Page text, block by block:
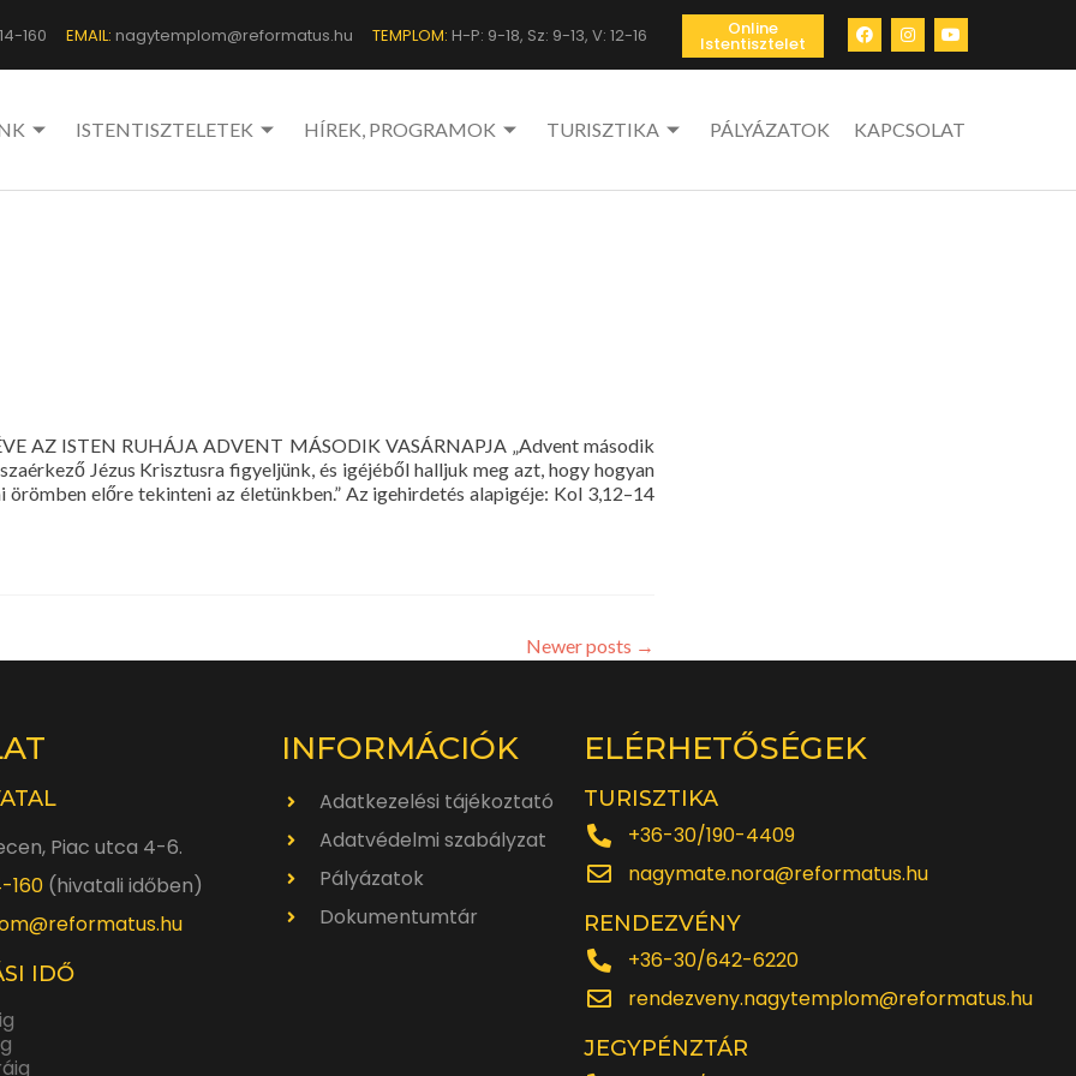
160 EMAIL: nagytemplom@reformatus.hu TEMPLOM: H-P: 9-18, Sz: 9-13, V: 12-16 Online
Istentisztelet
ISTENTISZTELETEK HÍREK, PROGRAMOK TURISZTIKA PÁLYÁZATOK KAPCSOLAT
AZ ISTEN RUHÁJA ADVENT MÁSODIK VASÁRNAPJA „Advent második
Jézus Krisztusra figyeljünk, és igéjéből halljuk meg azt, hogy hogyan
előre tekinteni az életünkben.” Az igehirdetés alapigéje: Kol 3,12–14
Newer posts →
Piac utca 4-6.
160 (hivatali időben)
IDŐ
INFORMÁCIÓK
Adatkezelési tájékoztató
Adatvédelmi szabályzat
Pályázatok
Dokumentumtár
ELÉRHETŐSÉGEK
TURISZTIKA
+36-30/190-4409
nagymate.nora@reformatus.hu
RENDEZVÉNY
+36-30/642-6220
rendezveny.nagytemplom@reformatus.hu
JEGYPÉNZTÁR